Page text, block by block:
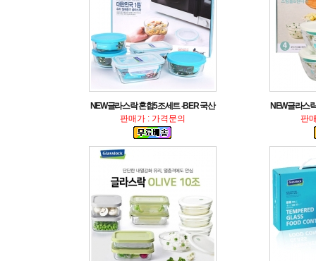
NEW글라스락 혼합5조세트 -BER 국산
판매가 : 가격문의
NEW글라스
판